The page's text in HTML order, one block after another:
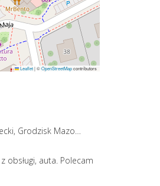
Leaflet|©OpenStreetMapcontributors
obsługi, auta. Polecam